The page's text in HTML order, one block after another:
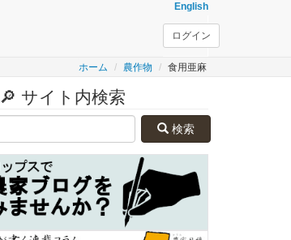
English
ログイン
ホーム 農作物 食用亜麻
🔎 サイト内検索
検索